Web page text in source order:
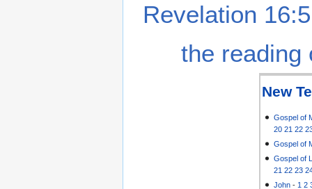
Revelation
the reading
New
Gospel of
20 21 22
Gospel of
Gospel of
21 22 23
John - 1 2